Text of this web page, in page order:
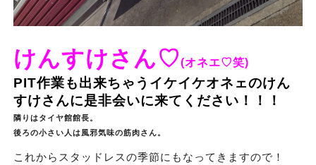
けんすけさん♡(オネエ♡笑)
PIT作業も出来ちゃうイケイケオネェのけん
すけさんに是非会いに来てください！！！
隣りはタイヤ館館長。
後ろの小さい人は風邪気味の筋肉さん。
これからスタッドレスの季節にもなってきますので！